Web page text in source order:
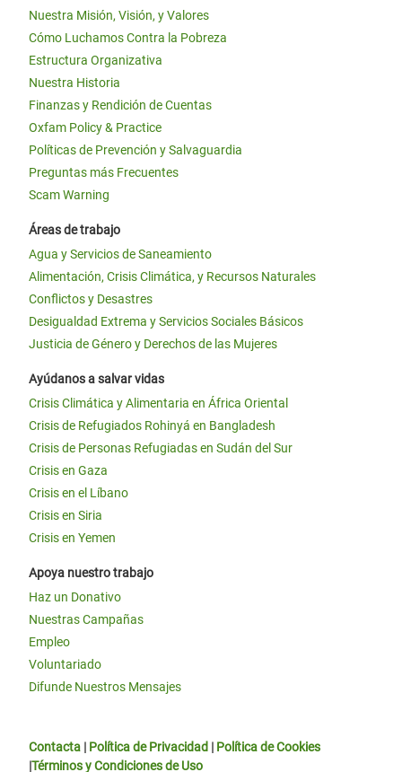
Nuestra Misión, Visión, y Valores
Cómo Luchamos Contra la Pobreza
Estructura Organizativa
Nuestra Historia
Finanzas y Rendición de Cuentas
Oxfam Policy & Practice
Políticas de Prevención y Salvaguardia
Preguntas más Frecuentes
Scam Warning
Áreas de trabajo
Agua y Servicios de Saneamiento
Alimentación, Crisis Climática, y Recursos Naturales
Conflictos y Desastres
Desigualdad Extrema y Servicios Sociales Básicos
Justicia de Género y Derechos de las Mujeres
Ayúdanos a salvar vidas
Crisis Climática y Alimentaria en África Oriental
Crisis de Refugiados Rohinyá en Bangladesh
Crisis de Personas Refugiadas en Sudán del Sur
Crisis en Gaza
Crisis en el Líbano
Crisis en Siria
Crisis en Yemen
Apoya nuestro trabajo
Haz un Donativo
Nuestras Campañas
Empleo
Voluntariado
Difunde Nuestros Mensajes
Contacta | Política de Privacidad | Política de Cookies
|Términos y Condiciones de Uso